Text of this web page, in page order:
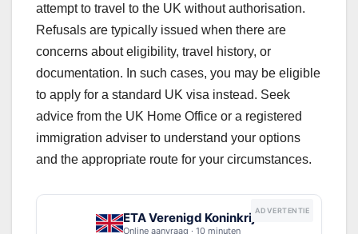
attempt to travel to the UK without authorisation.
Refusals are typically issued when there are
concerns about eligibility, travel history, or
documentation. In such cases, you may be eligible
to apply for a standard UK visa instead. Seek
advice from the UK Home Office or a registered
immigration adviser to understand your options
and the appropriate route for your circumstances.
ADVERTENTIE
ETA Verenigd Koninkrijk
Online aanvraag · 10 minuten